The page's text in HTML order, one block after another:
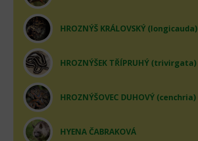
HROZNÝŠ KRÁLOVSKÝ (longicauda)
HROZNÝŠEK TŘÍPRUHÝ (trivirgata)
HROZNÝŠOVEC DUHOVÝ (cenchria)
HYENA ČABRAKOVÁ